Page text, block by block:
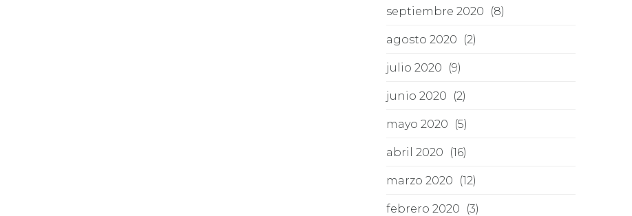
septiembre 2020 (8)
agosto 2020 (2)
julio 2020 (9)
junio 2020 (2)
mayo 2020 (5)
abril 2020 (16)
marzo 2020 (12)
febrero 2020 (3)